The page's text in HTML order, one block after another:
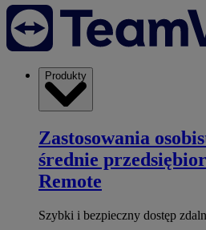
Produkty
Zastosowania
średnie
Remote
Szybki i bezpieczny dostęp